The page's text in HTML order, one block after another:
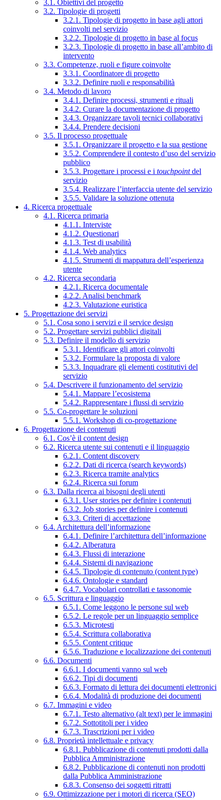
3.1. Obiettivi del progetto
3.2. Tipologie di progetti
3.2.1. Tipologie di progetto in base agli attori
coinvolti nel servizio
3.2.2. Tipologie di progetto in base al focus
3.2.3. Tipologie di progetto in base all’ambito di
intervento
3.3. Competenze, ruoli e figure coinvolte
3.3.1. Coordinatore di progetto
3.3.2. Definire ruoli e responsabilità
3.4. Metodo di lavoro
3.4.1. Definire processi, strumenti e rituali
3.4.2. Curare la documentazione di progetto
3.4.3. Organizzare tavoli tecnici collaborativi
3.4.4. Prendere decisioni
3.5. Il processo progettuale
3.5.1. Organizzare il progetto e la sua gestione
3.5.2. Comprendere il contesto d’uso del servizio
pubblico
3.5.3. Progettare i processi e i touchpointdel
servizio
3.5.4. Realizzare l’interfaccia utente del servizio
3.5.5. Validare la soluzione ottenuta
4. Ricerca progettuale
4.1. Ricerca primaria
4.1.1. Interviste
4.1.2. Questionari
4.1.3. Test di usabilità
4.1.4. Web analytics
4.1.5. Strumenti di mappatura dell’esperienza
utente
4.2. Ricerca secondaria
4.2.1. Ricerca documentale
4.2.2. Analisi benchmark
4.2.3. Valutazione euristica
5. Progettazione dei servizi
5.1. Cosa sono i servizi e il service design
5.2. Progettare servizi pubblici digitali
5.3. Definire il modello di servizio
5.3.1. Identificare gli attori coinvolti
5.3.2. Formulare la proposta di valore
5.3.3. Inquadrare gli elementi costitutivi del
servizio
5.4. Descrivere il funzionamento del servizio
5.4.1. Mappare l’ecosistema
5.4.2. Rappresentare i flussi di servizio
5.5. Co-progettare le soluzioni
5.5.1. Workshop di co-progettazione
6. Progettazione dei contenuti
6.1. Cos’è il content design
6.2. Ricerca utente sui contenuti e il linguaggio
6.2.1. Content discovery
6.2.2. Dati di ricerca (search keywords)
6.2.3. Ricerca tramite analytics
6.2.4. Ricerca sui forum
6.3. Dalla ricerca ai bisogni degli utenti
6.3.1. User stories per definire i contenuti
6.3.2. Job stories per definire i contenuti
6.3.3. Criteri di accettazione
6.4. Architettura dell’informazione
6.4.1. Definire l’architettura dell’informazione
6.4.2. Alberatura
6.4.3. Flussi di interazione
6.4.4. Sistemi di navigazione
6.4.5. Tipologie di contenuto (content type)
6.4.6. Ontologie e standard
6.4.7. Vocabolari controllati e tassonomie
6.5. Scrittura e linguaggio
6.5.1. Come leggono le persone sul web
6.5.2. Le regole per un linguaggio semplice
6.5.3. Microtesti
6.5.4. Scrittura collaborativa
6.5.5. Content critique
6.5.6. Traduzione e localizzazione dei contenuti
6.6. Documenti
6.6.1. I documenti vanno sul web
6.6.2. Tipi di documenti
6.6.3. Formato di lettura dei documenti elettronici
6.6.4. Modalità di produzione dei documenti
6.7. Immagini e video
6.7.1. Testo alternativo (alt text) per le immagini
6.7.2. Sottotitoli per i video
6.7.3. Trascrizioni per i video
6.8. Proprietà intellettuale e privacy
6.8.1. Pubblicazione di contenuti prodotti dalla
Pubblica Amministrazione
6.8.2. Pubblicazione di contenuti non prodotti
dalla Pubblica Amministrazione
6.8.3. Consenso dei soggetti ritratti
6.9. Ottimizzazione per i motori di ricerca (SEO)